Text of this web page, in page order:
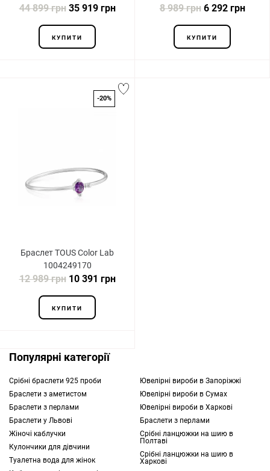
44 899 грн35 919 грн
КУПИТИ
8 989 грн6 292 грн
КУПИТИ
-20%
Браслет TOUS Color Lab
1004249170
12 989 грн10 391 грн
КУПИТИ
Популярні категорії
Срібні браслети 925 проби
Браслети з аметистом
Браслети з перлами
Браслети у Львові
Жіночі каблучки
Кулончики для дівчини
Туалетна вода для жінок
Ювелірні вироби в Запоріжжі
Ювелірні вироби в Сумах
Ювелірні вироби в Харкові
Браслети з перлами
Срібні ланцюжки на шию в
Полтаві
Срібні ланцюжки на шию в
Харкові